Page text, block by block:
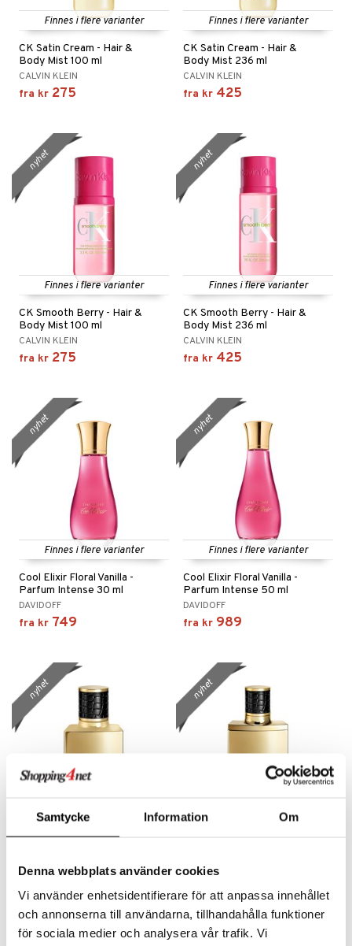
Samtycke Information Om
Denna webbplats använder cookies
Vi använder enhetsidentifierare för att anpassa innehållet
och annonserna till användarna, tillhandahålla funktioner
för sociala medier och analysera vår trafik. Vi
Finnes i flere varianter
CK Satin Cream - Hair &
Body Mist 100 ml
CALVIN KLEIN
fra kr 275
Finnes i flere varianter
CK Satin Cream - Hair &
Body Mist 236 ml
CALVIN KLEIN
fra kr 425
Finnes i flere varianter
CK Smooth Berry - Hair &
Body Mist 100 ml
CALVIN KLEIN
fra kr 275
nyhet
Finnes i flere varianter
CK Smooth Berry - Hair &
Body Mist 236 ml
CALVIN KLEIN
fra kr 425
nyhet
Finnes i flere varianter
Cool Elixir Floral Vanilla -
Parfum Intense 30 ml
DAVIDOFF
fra kr 749
nyhet
Finnes i flere varianter
Cool Elixir Floral Vanilla -
Parfum Intense 50 ml
DAVIDOFF
fra kr 989
nyhet
Finnes i flere varianter
JIMMY CHOO
fra 769
nyhet
Finnes i flere varianter
JIMMY CHOO
fra 959
nyhet